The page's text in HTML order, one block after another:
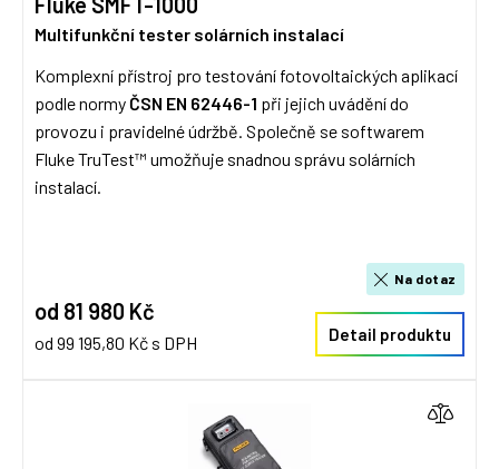
Multifunkční tester solárních instalací
Komplexní přístroj pro testování fotovoltaických aplikací
podle normyČSN EN 62446-1 při jejich uvádění do
provozu i pravidelné údržbě. Společně se softwarem
Fluke TruTest™ umožňuje snadnou správu solárních
instalací.
od 81 980 Kč
od 99 195,80 Kč s DPH
Na dotaz
Detail produktu